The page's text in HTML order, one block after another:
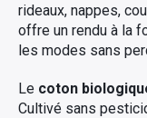
rideaux, nappes,
offre un rendu à la
les modes sans
Le coton
Cultivé sans